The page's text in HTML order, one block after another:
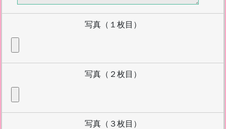
写真（１枚目）
写真（２枚目）
写真（３枚目）